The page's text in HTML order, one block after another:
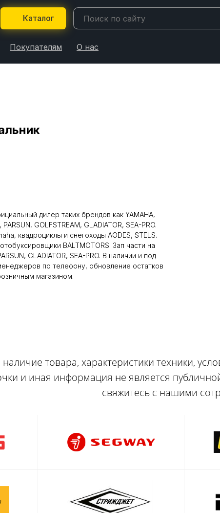
Каталог
Покупателям О нас
дилер таких брендов как YAMAHA,
GOLFSTREAM, GLADIATOR, SEA-PRO.
квадроциклы и снегоходы AODES, STELS.
BALTMOTORS. Зап части на
GLADIATOR, SEA-PRO. В наличии и под
по телефону, обновление остатков
магазином.
товара, характеристики техники,
и иная информация не является
свяжитесь с нашими